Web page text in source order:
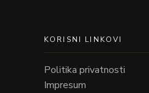
KORISNI LINKOVI
Politika privatnosti
Impresum